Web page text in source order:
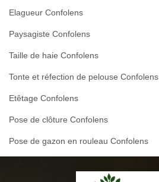
Elagueur Confolens
Paysagiste Confolens
Taille de haie Confolens
Tonte et réfection de pelouse Confolens
Etêtage Confolens
Pose de clôture Confolens
Pose de gazon en rouleau Confolens